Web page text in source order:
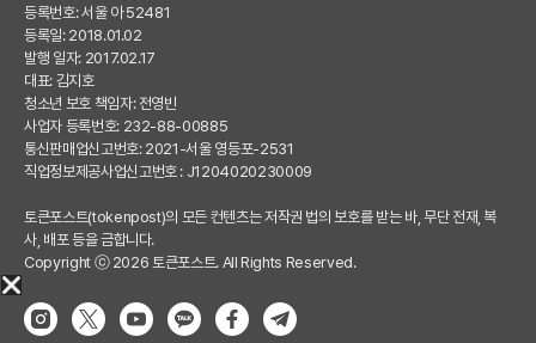
등록번호: 서울 아 52481
등록일: 2018.01.02
발행 일자: 2017.02.17
대표: 김지호
청소년 보호 책임자: 전영빈
사업자 등록번호: 232-88-00885
통신판매업신고번호: 2021-서울 영등포-2531
직업정보제공사업신고번호 : J1204020230009
토큰포스트(tokenpost)의 모든 컨텐츠는 저작권 법의 보호를 받는 바, 무단 전재, 복
사, 배포 등을 금합니다.
Copyright ⓒ 2026 토큰포스트. All Rights Reserved.